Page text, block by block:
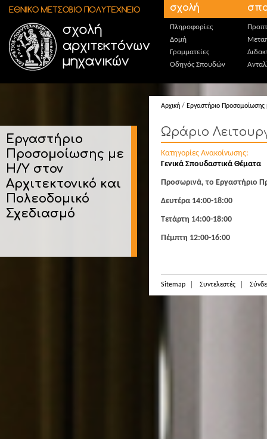
Παράκαμψη προς το κυρίως περιεχόμενο σχολή
Πληροφορίες
Δομή
Γραμματείες
Οδηγός Σπουδών
Εργαστήριο
Προσομοίωσης με
Η/Υ στον
Αρχιτεκτονικό και
Πολεοδομικό
Σχεδιασμό
Αρχική / Εργαστήριο Προσομοίωσης
Ωράριο
Κατηγορίες Ανακοίνωσης:
Γενικά Σπουδαστικά Θέματα
Προσωρινά, το Εργαστήριο
Δευτέρα 14:00-18:00
Τετάρτη 14:00-18:00
Πέμπτη 12:00-16:00
Sitemap Συντελεστές